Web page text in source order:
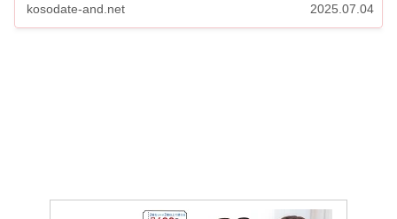
kosodate-and.net 2025.07.04